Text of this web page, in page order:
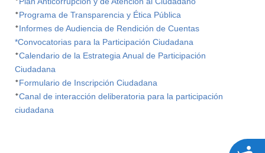
*Programa de Transparencia y Ética Pública
*Informes de Audiencia de Rendición de Cuentas
*Convocatorias para la Participación Ciudadana
*Calendario de la Estrategia Anual de Participación
Ciudadana
*Formulario de Inscripción Ciudadana
*Canal de interacción deliberatoria para la participación
ciudadana